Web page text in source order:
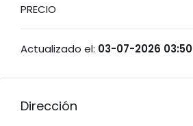
PRECIO
Actualizado el: 03-07-2026 03:50
Dirección